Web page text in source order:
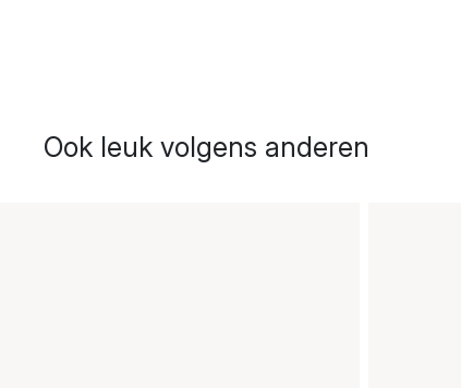
Ook leuk volgens anderen